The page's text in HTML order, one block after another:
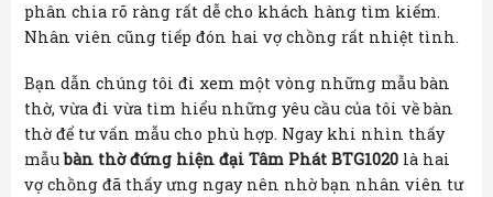
phân chia rõ ràng rất dễ cho khách hàng tìm kiếm.
Nhân viên cũng tiếp đón hai vợ chồng rất nhiệt tình.
Bạn dẫn chúng tôi đi xem một vòng những mẫu bàn
thờ, vừa đi vừa tìm hiểu những yêu cầu của tôi về bàn
thờ để tư vấn mẫu cho phù hợp. Ngay khi nhìn thấy
mẫubàn thờ đứng hiện đại Tâm Phát BTG1020 là hai
vợ chồng đã thấy ưng ngay nên nhờ bạn nhân viên tư